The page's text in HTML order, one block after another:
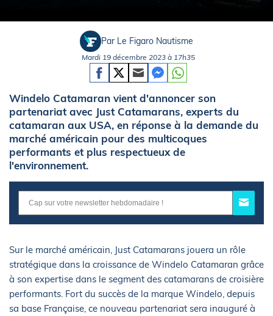
Par Le Figaro Nautisme
Mardi 19 décembre 2023 à 17h35
Windelo Catamaran vient d'annoncer son
partenariat avec Just Catamarans, experts du
catamaran aux USA, en réponse à la demande du
marché américain pour des multicoques
performants et plus respectueux de
l'environnement.
Sur le marché américain, Just Catamarans jouera un rôle
stratégique dans la croissance de Windelo Catamaran grâce
à son expertise dans le segment des catamarans de croisière
performants. Fort du succès de la marque Windelo, depuis
sa base Française, ce nouveau partenariat sera inauguré à